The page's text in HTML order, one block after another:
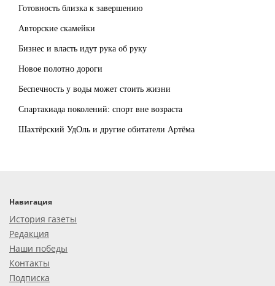
Готовность близка к завершению
Авторские скамейки
Бизнес и власть идут рука об руку
Новое полотно дороги
Беспечность у воды может стоить жизни
Спартакиада поколений: спорт вне возраста
Шахтёрский УдОль и другие обитатели Артёма
Навигация
История газеты
Редакция
Наши победы
Контакты
Подписка